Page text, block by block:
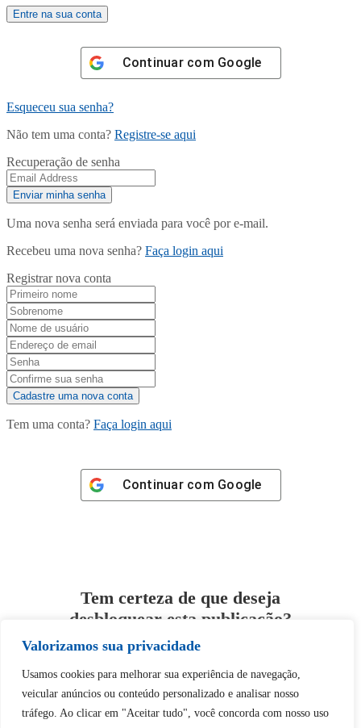
Valorizamos sua privacidade
Usamos cookies para melhorar sua experiência de navegação,
veicular anúncios ou conteúdo personalizado e analisar nosso
tráfego. Ao clicar em "Aceitar tudo", você concorda com nosso uso
Continuar com Google
Esqueceu sua senha?
Não tem uma conta? Registre-se aqui
Recuperação de senha
Uma nova senha será enviada para você por e-mail.
Recebeu uma nova senha? Faça login aqui
Registrar nova conta
Tem uma conta? Faça login aqui
Continuar com Google
Tem certeza de que deseja
desbloquear esta publicação?
Sim Não